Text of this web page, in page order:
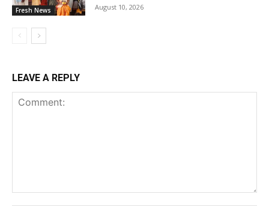
Fresh News August 10, 2026
LEAVE A REPLY